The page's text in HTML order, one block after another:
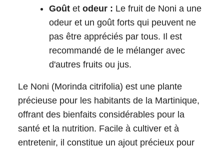
Goût et odeur : Le fruit de Noni a une
odeur et un goût forts qui peuvent ne
pas être appréciés par tous. Il est
recommandé de le mélanger avec
d'autres fruits ou jus.
Le Noni (Morinda citrifolia) est une plante
précieuse pour les habitants de la Martinique,
offrant des bienfaits considérables pour la
santé et la nutrition. Facile à cultiver et à
entretenir, il constitue un ajout précieux pour